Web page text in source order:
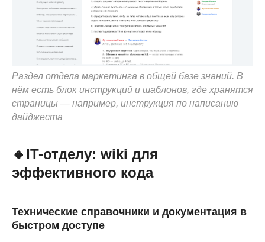
Раздел отдела маркетинга в общей базе знаний. В
нём есть блок инструкций и шаблонов, где хранятся
страницы — например, инструкция по написанию
дайджеста
🔹IT-отделу: wiki для
эффективного кода
Технические справочники и документация в
быстром доступе